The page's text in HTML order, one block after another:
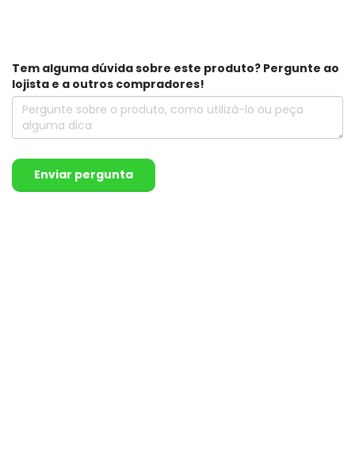
Tem alguma dúvida sobre este produto? Pergunte ao
lojista e a outros compradores!
Enviar pergunta